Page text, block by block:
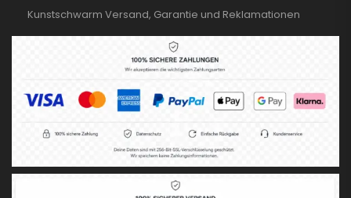
Kunstschwarm Versand, Garantie und Reklamationen